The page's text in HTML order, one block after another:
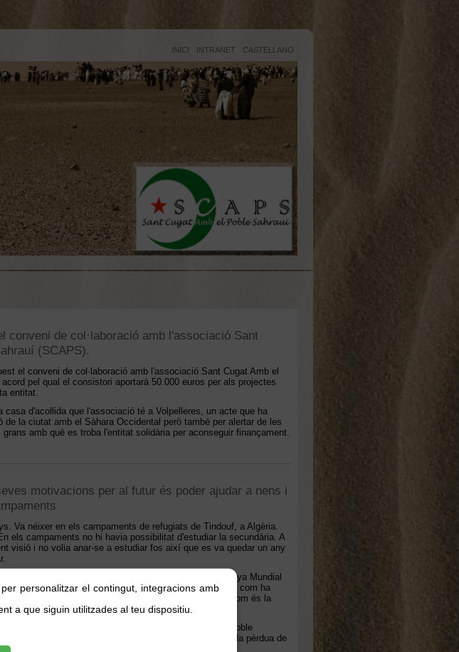
INICI INTRANET CASTELLANO
conveni de col·laboració amb l'associació Sant
(SCAPS).
el conveni de col·laboració amb l'associació Sant Cugat Amb el
pel qual el consistori aportarà 50.000 euros per als projectes
entitat.
casa d'acollida que l'associació té a Volpelleres, un acte que ha
de la ciutat amb el Sàhara Occidental però també per alertar de les
amb què es troba l'entitat solidària per aconseguir finançament.
motivacions per al futur és poder ajudar a nens i
Va néixer en els campaments de refugiats de Tindouf, a Algèria.
els campaments no hi havia possibilitat d'estudiar la secundària. A
visió i no volia anar-se a estudiar fos així que es va quedar un any
sense Fronteres, les entitats que impulsen la Campanya Mundial
tingut l'oportunitat de xerrar amb ella i que ens expliqui com ha
de refugiats, les seves possibilitats d'estudiar i com és la
amb perduda visual com ella.
que els seus pares, a través de "Sant Cugat amb el Poble
a Barcelona perquè poguessin valorar el tema de la pèrdua de
personalitzar el contingut, integracions amb
a que siguin utilitzades al teu dispositiu.